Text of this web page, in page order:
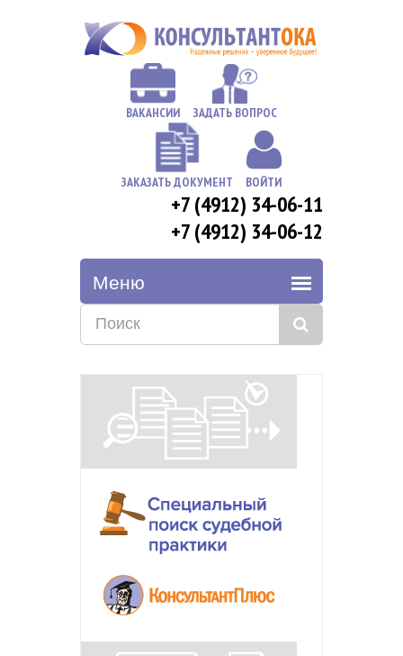
ВАКАНСИИ ЗАДАТЬ ВОПРОС
ЗАКАЗАТЬ ДОКУМЕНТ ВОЙТИ
+7 (4912) 34-06-11
+7 (4912) 34-06-12